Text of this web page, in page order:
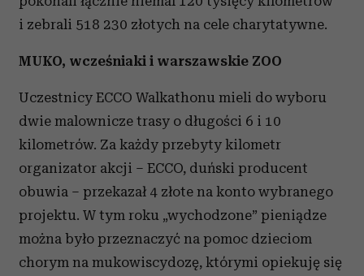
i zebrali 518 230 złotych na cele charytatywne.
MUKO, wcześniaki i warszawskie ZOO
Uczestnicy ECCO Walkathonu mieli do wyboru
dwie malownicze trasy o długości 6 i 10
kilometrów. Za każdy przebyty kilometr
organizator akcji – ECCO, duński producent
obuwia – przekazał 4 złote na konto wybranego
projektu. W tym roku „wychodzone” pieniądze
można było przeznaczyć na pomoc dzieciom
chorym na mukowiscydozę, którymi opiekuję się